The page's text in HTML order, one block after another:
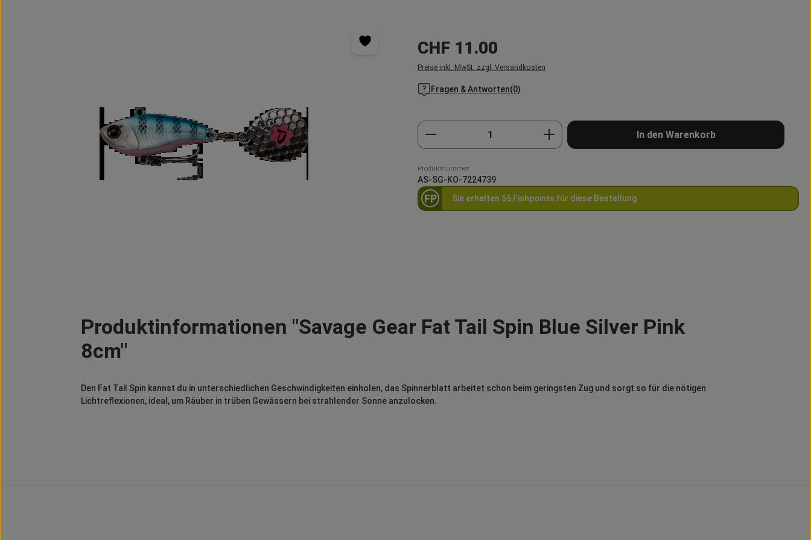
Regulärer Preis:
CHF 11.00
Preise inkl. MwSt. zzgl. Versandkosten
Fragen & Antworten(0)
Produkt Anzahl: Gib den gewünschten Wert ein oder
In den Warenkorb
Produktnummer:
AS-SG-KO-7224739
FP Sie erhalten 55 Fishpoints für diese Bestellung
Produktinformationen "Savage Gear Fat Tail Spin Blue Silver Pink
8cm"
Den Fat Tail Spin kannst du in unterschiedlichen Geschwindigkeiten einholen, das Spinnerblatt arbeitet schon beim geringsten Zug und sorgt so für die nötigen
Lichtreflexionen, ideal, um Räuber in trüben Gewässern bei strahlender Sonne anzulocken.